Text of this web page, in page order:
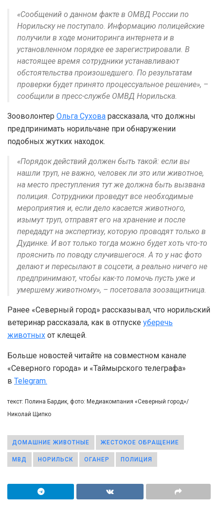
«Сообщений о данном факте в ОМВД России по
Норильску не поступало. Информацию полицейские
получили в ходе мониторинга интернета и в
установленном порядке ее зарегистрировали. В
настоящее время сотрудники устанавливают
обстоятельства произошедшего. По результатам
проверки будет принято процессуальное решение», –
сообщили в пресс-службе ОМВД Норильска.
Зооволонтер Ольга Сухова рассказала, что должны
предпринимать норильчане при обнаружении
подобных жутких находок.
«Порядок действий должен быть такой: если вы
нашли труп, не важно, человек ли это или животное,
на место преступления тут же должна быть вызвана
полиция. Сотрудники проведут все необходимые
мероприятия и, если дело касается животного,
изымут труп, отправят его на хранение и после
передадут на экспертизу, которую проводят только в
Дудинке. И вот только тогда можно будет хоть что-то
прояснить по поводу случившегося. А то у нас фото
делают и пересылают в соцсети, а реально ничего не
предпринимают, чтобы как-то помочь пусть уже и
умершему животному», – посетовала зоозащитница.
Ранее «Северный город» рассказывал, что норильский
ветеринар рассказала, как в отпуске уберечь
животных от клещей.
Больше новостей читайте на совместном канале
«Северного города» и «Таймырского телеграфа»
в Telegram.
текст: Полина Бардик, фото: Медиакомпания «Северный город»/
Николай Щипко
ДОМАШНИЕ ЖИВОТНЫЕ ЖЕСТОКОЕ ОБРАЩЕНИЕ
МВД НОРИЛЬСК ОГАНЕР ПОЛИЦИЯ